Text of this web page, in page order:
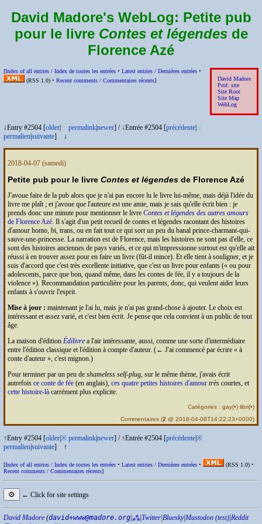
David Madore's WebLog: Petite pub
pour le livre Contes et légendesde
Florence Azé
David Madore
Prof. site
Site Root
Site Map
WebLog
[Index of all entries / Index de toutes les entrées • Latest entries / Dernières entrées •
(RSS 1.0) • Recent comments / Commentaires récents]
↓Entry #2504 [older permalinknewer] / ↓Entrée #2504 [précédente
permaliensuivante] ↓
2018-04-07(samedi)
Petite pub pour le livre Contes et légendesde Florence Azé
J'avoue faire de la pub alors que je n'ai pas encore lu le livre lui-même, mais déjà l'idée du
livre me plaît ; et j'avoue que l'auteure est une amie, mais je sais qu'elle écrit bien : je
prends donc une minute pour mentionner le livre Contes et légendes des autres amours
de Florence Azé. Il s'agit d'un petit recueil de contes et légendes racontant des histoires
d'amour homo, bi, trans, ou en fait tout ce qui sort un peu du banal prince-charmant-qui-
sauve-une-princesse. La narration est de Florence, mais les histoires ne sont pas d'elle, ce
sont des histoires anciennes de pays variés, et ce qui m'impressionne surtout est qu'elle ait
réussi à en trouver assez pour en faire un livre (fût-il mince). Et elle tient à souligner, et je
suis d'accord que c'est très excellente initiative, que c'est un livre pour enfants (
ou pour
adolescents, parce que bon, quand même, dans les contes de fée, il y a toujours de la
violence
). Recommandation particulière pour les parents, donc, qui veulent aider leurs
enfants à s'ouvrir l'esprit.
Mise à jour : maintenant je l'ai lu, mais je n'ai pas grand-chose à ajouter. Le choix est
intéressant et assez varié, et c'est bien écrit. Je pense que cela convient à un public de tout
âge.
La maison d'édition Édilivrea l'air intéressante, aussi, comme une sorte d'intermédiaire
entre l'édition classique et l'édition à compte d'auteur. (← J'ai commencé par écrire
à
conte d'auteur
, c'est mignon.)
Pour terminer par un peu de shameless self-plug, sur le même thème, j'avais écrit
autrefois ce conte de fée(en anglais), ces quatre petites histoires d'amour trèscourtes, et
cette histoire-làcarrément plus explicite.
Catégories :gay(•)libri(•)
Commentaires (2 @ 2018-04-08T14:22:23+0000)
↑Entry #2504 [older※ permalinknewer] / ↑Entrée #2504 [précédente※
permaliensuivante] ↑
[Index of all entries / Index de toutes les entrées • Latest entries / Dernières entrées • (RSS 1.0) •
Recent comments / Commentaires récents]
⚙ ← Click for site settings
David Madore (david+www@madore.org ⁂|Twitter Bluesky|Mastodon (test) Reddit